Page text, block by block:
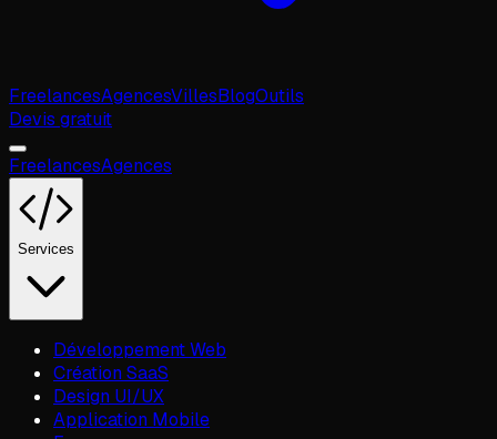
FreelancesAgencesVillesBlogOutils
Devis gratuit
FreelancesAgences
Services
Développement Web
Création SaaS
Design UI/UX
Application Mobile